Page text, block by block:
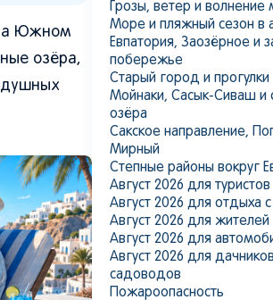
на Южном
озёра,
душных
Грозы, ветер и волнение
Море и пляжный сезон в
Евпатория, Заозёрное и
побережье
Старый город и прогулки
Мойнаки, Сасык-Сиваш и
озёра
Сакское направление,
Мирный
Степные районы вокруг
Август 2026 для туристов
Август 2026 для отдыха
Август 2026 для жителей
Август 2026 для
Август 2026 для
садоводов
Пожароопасность